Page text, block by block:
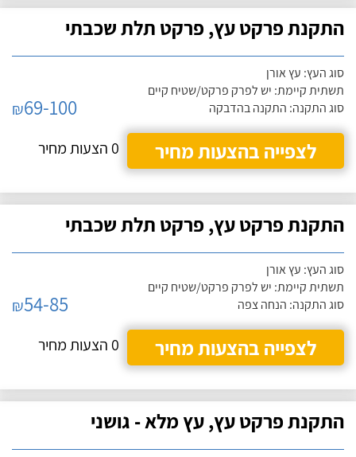
התקנת פרקט עץ, פרקט תלת שכבתי
סוג העץ: עץ אורן
תשתית קיימת: יש לפרק פרקט/שטיח קיים
סוג התקנה: התקנה בהדבקה
₪69-100
לצפייה בהצעות מחיר
0 הצעות מחיר
התקנת פרקט עץ, פרקט תלת שכבתי
סוג העץ: עץ אורן
תשתית קיימת: יש לפרק פרקט/שטיח קיים
סוג התקנה: הנחה צפה
₪54-85
לצפייה בהצעות מחיר
0 הצעות מחיר
התקנת פרקט עץ, עץ מלא - גושני